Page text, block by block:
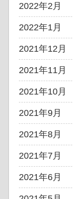
2022年2月
2022年1月
2021年12月
2021年11月
2021年10月
2021年9月
2021年8月
2021年7月
2021年6月